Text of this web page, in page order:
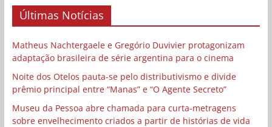
Últimas Notícias
Matheus Nachtergaele e Gregório Duvivier protagonizam
adaptação brasileira de série argentina para o cinema
Noite dos Otelos pauta-se pelo distributivismo e divide
prêmio principal entre “Manas” e “O Agente Secreto”
Museu da Pessoa abre chamada para curta-metragens
sobre envelhecimento criados a partir de histórias de vida